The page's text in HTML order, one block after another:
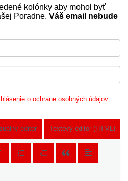
kolónky aby mohol byť
Poradne. Váš email nebude
o ochrane osobných údajov
editor Textový editor (HTML)